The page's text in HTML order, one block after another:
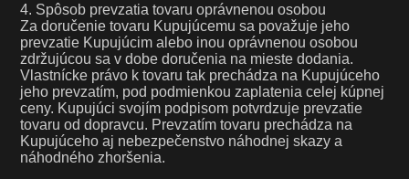
4. Spôsob prevzatia tovaru oprávnenou osobou
Za doručenie tovaru Kupujúcemu sa považuje jeho
prevzatie Kupujúcim alebo inou oprávnenou osobou
zdržujúcou sa v dobe doručenia na mieste dodania.
Vlastnícke právo k tovaru tak prechádza na Kupujúceho
jeho prevzatím, pod podmienkou zaplatenia celej kúpnej
ceny. Kupujúci svojím podpisom potvrdzuje prevzatie
tovaru od dopravcu. Prevzatím tovaru prechádza na
Kupujúceho aj nebezpečenstvo náhodnej skazy a
náhodného zhoršenia.